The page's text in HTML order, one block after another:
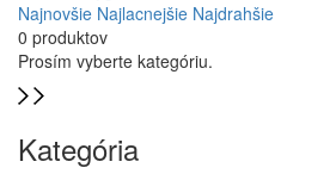
Najnovšie Najlacnejšie Najdrahšie
0 produktov
Prosím vyberte kategóriu.
Kategória